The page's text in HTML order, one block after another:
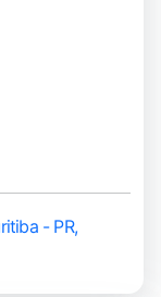
- PR,